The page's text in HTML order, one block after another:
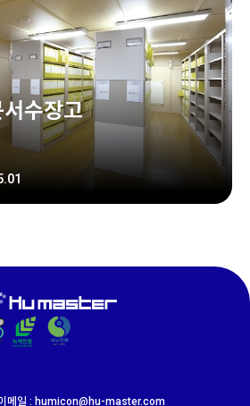
수장고
메일 : humicon@hu-master.com​